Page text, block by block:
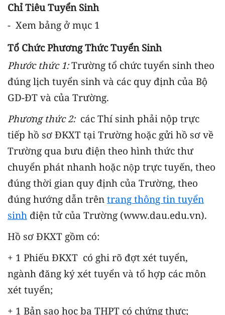
Chỉ Tiêu Tuyển Sinh
- Xem bảng ở mục 1
Tổ Chức Phương Thức Tuyển Sinh
Phước thức 1:Trường tổ chức tuyển sinh theo
đúng lịch tuyển sinh và các quy định của Bộ
GD-ĐT và của Trường.
Phương thức 2:các Thí sinh phải nộp trực
tiếp hồ sơ ĐKXT tại Trường hoặc gửi hồ sơ về
Trường qua bưu điện theo hình thức thư
chuyển phát nhanh hoặc nộp trực tuyến, theo
đúng thời gian quy định của Trường, theo
đúng hướng dẫn trên trang thông tin tuyển
sinh điện tử của Trường (www.dau.edu.vn).
Hồ sơ ĐKXT gồm có:
+ 1 Phiếu ĐKXT có ghi rõ đợt xét tuyển,
ngành đăng ký xét tuyển và tổ hợp các môn
xét tuyển;
+ 1 Bản sao học bạ THPT có chứng thực;